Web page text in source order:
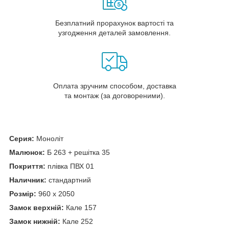
Безплатний прорахунок вартості та
узгодження деталей замовлення.
Оплата зручним способом, доставка
та монтаж (за договореними).
Серия: Моноліт
Малюнок: Б 263 + решітка 35
Покриття: плівка ПВХ 01
Наличник: стандартний
Розмір: 960 х 2050
Замок верхній: Кале 157
Замок нижній: Кале 252